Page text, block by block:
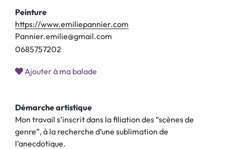
Peinture
https://www.emiliepannier.com
Pannier.emilie@gmail.com
0685757202
Ajouter à ma balade
Démarche artistique
Mon travail s’inscrit dans la filiation des “scènes de
genre”, à la recherche d’une sublimation de
l’anecdotique.